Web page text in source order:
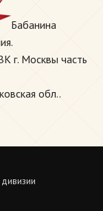
Бабанина
г. Москвы часть
обл..